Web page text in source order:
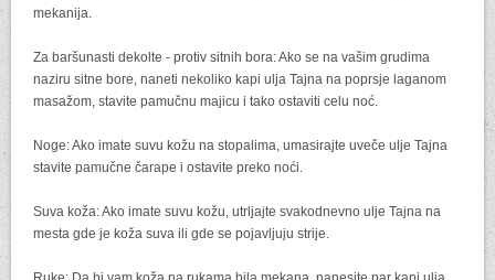
mekanija.
Za baršunasti dekolte - protiv sitnih bora: Ako se na vašim grudima
naziru sitne bore, naneti nekoliko kapi ulja Tajna na poprsje laganom
masažom, stavite pamučnu majicu i tako ostaviti celu noć.
Noge: Ako imate suvu kožu na stopalima, umasirajte uveče ulje Tajna
stavite pamučne čarape i ostavite preko noći.
Suva koža: Ako imate suvu kožu, utrljajte svakodnevno ulje Tajna na
mesta gde je koža suva ili gde se pojavljuju strije.